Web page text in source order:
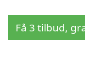
Få 3 tilbud,